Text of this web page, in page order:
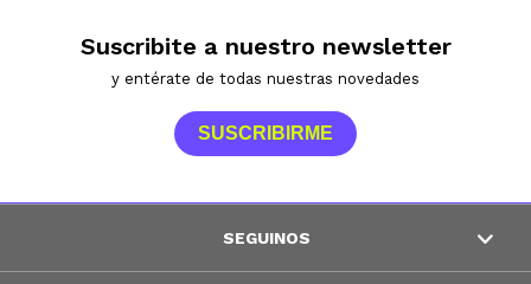
Suscribite a nuestro newsletter
y entérate de todas nuestras novedades
SUSCRIBIRME
SEGUINOS